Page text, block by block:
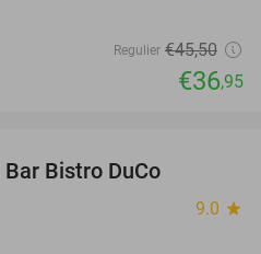
Regulier €45,50
€36,95
Bistro DuCo
9.0 star